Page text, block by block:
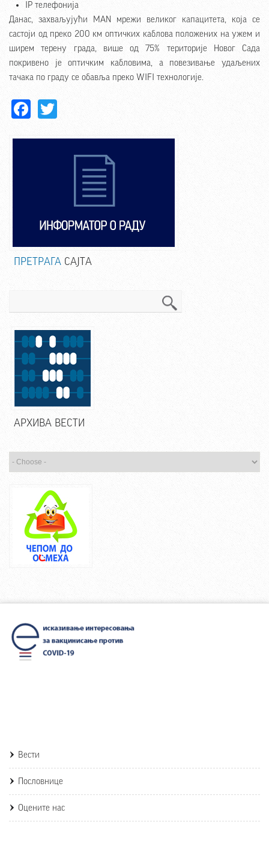
IP телефонија
Данас, захваљујући MAN мрежи великог капацитета, која се
састоји од преко 200 км оптичких каблова положених на ужем и
ширем терену града, више од 75% територије Новог Сада
покривено је оптичким кабловима, а повезивање удаљених
тачака по граду се обавља преко WIFI технологије.
Facebook
ПРЕТРАГА САЈТА
АРХИВА ВЕСТИ
Вести
Пословнице
Оцените нас